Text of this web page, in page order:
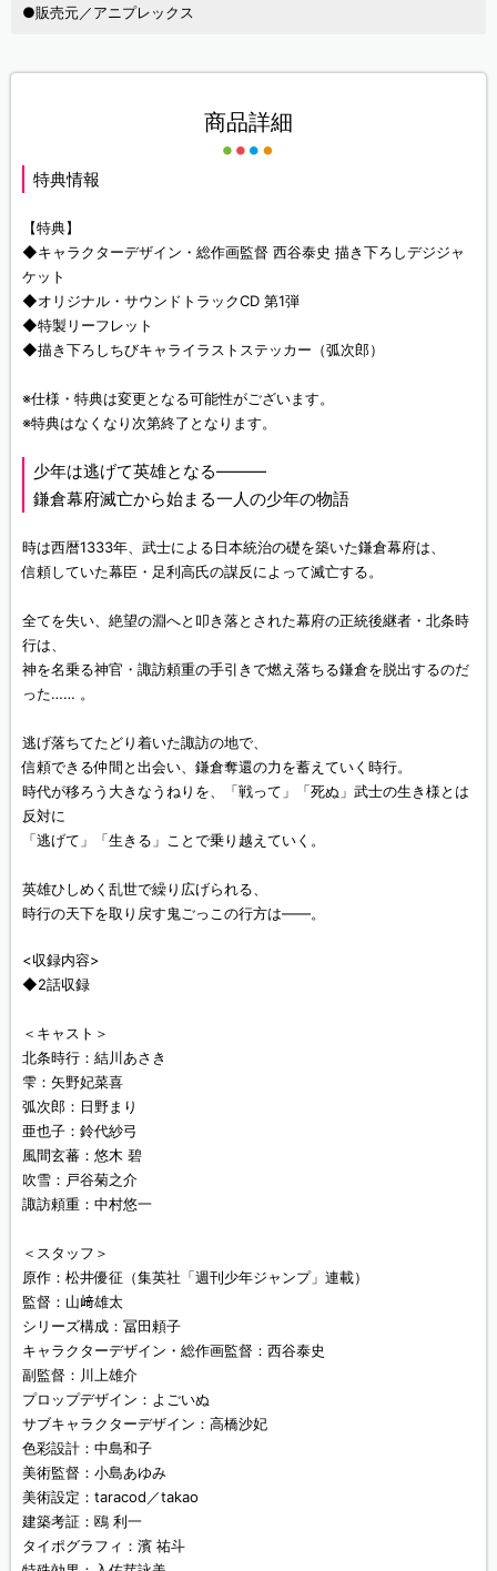
●販売元／アニプレックス
商品詳細
特典情報
【特典】
◆キャラクターデザイン・総作画監督 西谷泰史 描き下ろしデジジャ
ケット
◆オリジナル・サウンドトラックCD 第1弾
◆特製リーフレット
◆描き下ろしちびキャライラストステッカー（弧次郎）
※仕様・特典は変更となる可能性がございます。
※特典はなくなり次第終了となります。
少年は逃げて英雄となる―――
鎌倉幕府滅亡から始まる一人の少年の物語
時は西暦1333年、武士による日本統治の礎を築いた鎌倉幕府は、
信頼していた幕臣・足利高氏の謀反によって滅亡する。
全てを失い、絶望の淵へと叩き落とされた幕府の正統後継者・北条時
行は、
神を名乗る神官・諏訪頼重の手引きで燃え落ちる鎌倉を脱出するのだ
った…… 。
逃げ落ちてたどり着いた諏訪の地で、
信頼できる仲間と出会い、鎌倉奪還の力を蓄えていく時行。
時代が移ろう大きなうねりを、「戦って」「死ぬ」武士の生き様とは
反対に
「逃げて」「生きる」ことで乗り越えていく。
英雄ひしめく乱世で繰り広げられる、
時行の天下を取り戻す鬼ごっこの行方は――。
<収録内容>
◆2話収録
＜キャスト＞
北条時行：結川あさき
雫：矢野妃菜喜
弧次郎：日野まり
亜也子：鈴代紗弓
風間玄蕃：悠木 碧
吹雪：戸谷菊之介
諏訪頼重：中村悠一
＜スタッフ＞
原作：松井優征（集英社「週刊少年ジャンプ」連載）
監督：山﨑雄太
シリーズ構成：冨田頼子
キャラクターデザイン・総作画監督：西谷泰史
副監督：川上雄介
プロップデザイン：よごいぬ
サブキャラクターデザイン：高橋沙妃
色彩設計：中島和子
美術監督：小島あゆみ
美術設定：taracod／takao
建築考証：鴎 利一
タイポグラフィ：濱 祐斗